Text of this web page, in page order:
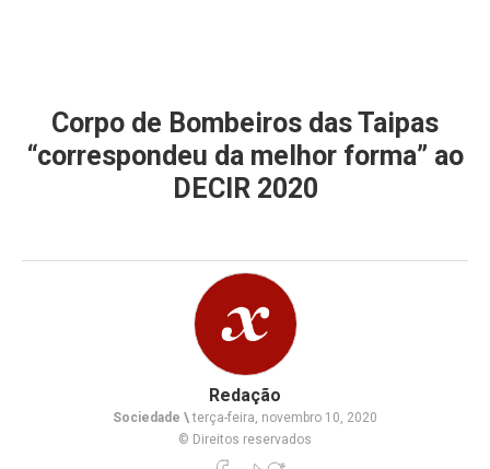
Corpo de Bombeiros das Taipas
“correspondeu da melhor forma” ao
DECIR 2020
Redação
Sociedade \terça-feira, novembro 10, 2020
© Direitos reservados